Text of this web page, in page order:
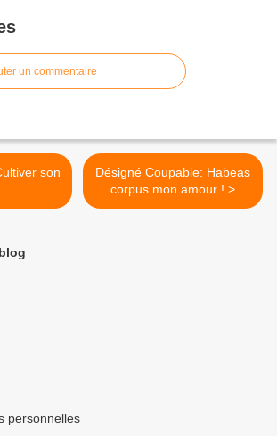
un commentaire
Désigné Coupable: Habeas
corpus mon amour ! >
personnelles